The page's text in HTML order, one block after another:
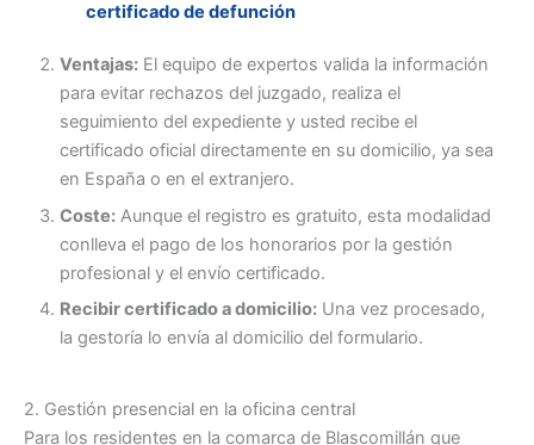
certificado de defunción
Ventajas: El equipo de expertos valida la información
para evitar rechazos del juzgado, realiza el
seguimiento del expediente y usted recibe el
certificado oficial directamente en su domicilio, ya sea
en España o en el extranjero.
Coste: Aunque el registro es gratuito, esta modalidad
conlleva el pago de los honorarios por la gestión
profesional y el envío certificado.
Recibir certificado a domicilio: Una vez procesado,
la gestoría lo envía al domicilio del formulario.
2. Gestión presencial en la oficina central
Para los residentes en la comarca de Blascomillán que